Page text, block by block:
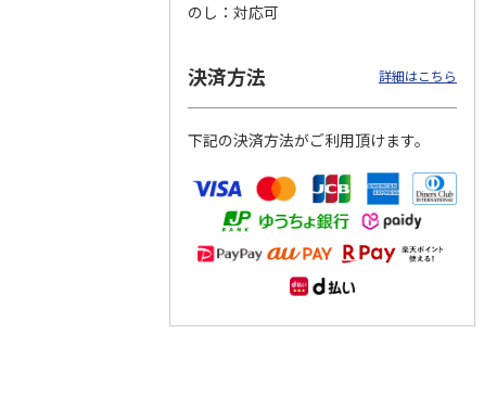
【グリーティング切
円…
4.8（11）
5,500円
4.6（7）
11,000円
のし
対応可
決済方法 詳細はこちら
下記の決済方法がご利用頂けます。